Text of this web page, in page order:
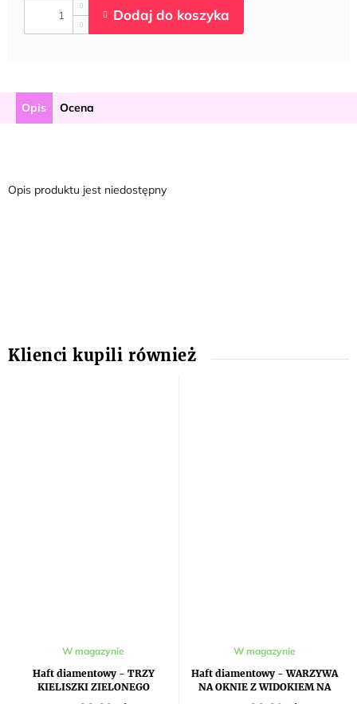
Opis Ocena
Opis produktu jest niedostępny
Haft diamentowy - TRZY
KIELISZKI ZIELONEGO
ABSYNTU
W magazynie
Haft diamentowy - WARZYWA
NA OKNIE Z WIDOKIEM NA
KRAJOBRAZ
W magazynie